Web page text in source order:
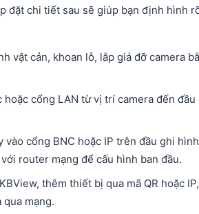
đặt chi tiết sau sẽ giúp bạn định hình
vật cản, khoan lỗ, lắp giá đỡ camera
cổng LAN từ vị trí camera đến đầu
cổng BNC hoặc IP trên đầu ghi
router mạng để cấu hình ban đầu.​
thêm thiết bị qua mã QR hoặc
mạng.​